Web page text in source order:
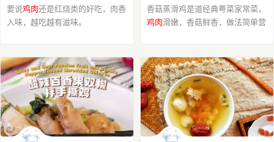
要说鸡肉还是红烧类的好吃，肉香
入味，越吃越有滋味。
香菇蒸滑鸡是道经典粤菜家常菜，
鸡肉滑嫩，香菇鲜香，做法简单营